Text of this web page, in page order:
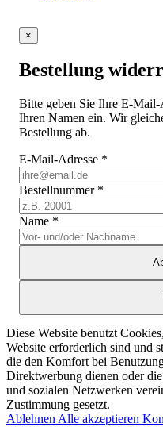
×
Bestellung
Bitte geben Sie Ihre E-Mail-
Ihren Namen ein. Wir
Bestellung ab.
E-Mail-Adresse *
Bestellnummer *
Name *
Diese Website benutzt
Website erforderlich sind und
die den Komfort bei
Direktwerbung dienen oder
und sozialen Netzwerken
Zustimmung gesetzt.
Ablehnen Alle akzeptieren